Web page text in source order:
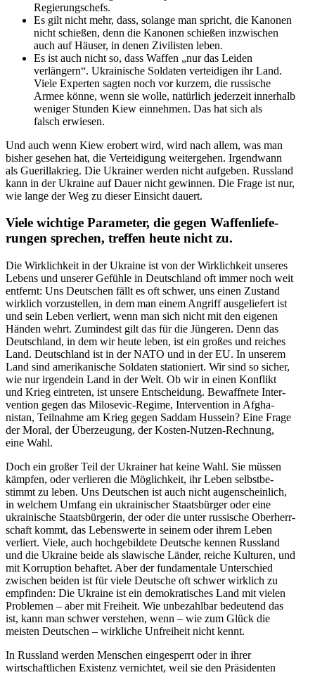
Regierungschefs.
Es gilt nicht mehr, dass, solange man spricht, die Kanonen
nicht schießen, denn die Kanonen schießen inzwi­schen
auch auf Häuser, in denen Zivilisten leben.
Es ist auch nicht so, dass Waffen „nur das Leiden
verlängern“. Ukrai­nische Soldaten vertei­digen ihr Land.
Viele Experten sagten noch vor kurzem, die russische
Armee könne, wenn sie wolle, natürlich jederzeit innerhalb
weniger Stunden Kiew einnehmen. Das hat sich als
falsch erwiesen.
Und auch wenn Kiew erobert wird, wird nach allem, was man
bisher gesehen hat, die Vertei­digung weiter­gehen. Irgendwann
als Gueril­la­krieg. Die Ukrainer werden nicht aufgeben. Russland
kann in der Ukraine auf Dauer nicht gewinnen. Die Frage ist nur,
wie lange der Weg zu dieser Einsicht dauert.
Viele wichtige Parameter, die gegen Waffen­lie­fe­
rungen sprechen, treffen heute nicht zu.
Die Wirklichkeit in der Ukraine ist von der Wirklichkeit unseres
Lebens und unserer Gefühle in Deutschland oft immer noch weit
entfernt: Uns Deutschen fällt es oft schwer, uns einen Zustand
wirklich vorzu­stellen, in dem man einem Angriff ausge­liefert ist
und sein Leben verliert, wenn man sich nicht mit den eigenen
Händen wehrt. Zumindest gilt das für die Jüngeren. Denn das
Deutschland, in dem wir heute leben, ist ein großes und reiches
Land. Deutschland ist in der NATO und in der EU. In unserem
Land sind ameri­ka­nische Soldaten statio­niert. Wir sind so sicher,
wie nur irgendein Land in der Welt. Ob wir in einen Konflikt
und Krieg eintreten, ist unsere Entscheidung. Bewaffnete Inter­
vention gegen das Milosevic-Regime, Inter­vention in Afgha­
nistan, Teilnahme am Krieg gegen Saddam Hussein? Eine Frage
der Moral, der Überzeugung, der Kosten-Nutzen-Rechnung,
eine Wahl.
Doch ein großer Teil der Ukrainer hat keine Wahl. Sie müssen
kämpfen, oder verlieren die Möglichkeit, ihr Leben selbst­be­
stimmt zu leben. Uns Deutschen ist auch nicht augen­scheinlich,
in welchem Umfang ein ukrai­ni­scher Staats­bürger oder eine
ukrai­nische Staats­bür­gerin, der oder die unter russische Oberherr­
schaft kommt, das Lebens­werte in seinem oder ihrem Leben
verliert. Viele, auch hochge­bildete Deutsche kennen Russland
und die Ukraine beide als slawische Länder, reiche Kulturen, und
mit Korruption behaftet. Aber der funda­mentale Unter­schied
zwischen beiden ist für viele Deutsche oft schwer wirklich zu
empfinden: Die Ukraine ist ein demokra­ti­sches Land mit vielen
Problemen – aber mit Freiheit. Wie unbezahlbar bedeutend das
ist, kann man schwer verstehen, wenn – wie zum Glück die
meisten Deutschen – wirkliche Unfreiheit nicht kennt.
In Russland werden Menschen einge­sperrt oder in ihrer
wirtschaft­lichen Existenz vernichtet, weil sie den Präsi­denten